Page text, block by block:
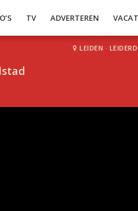
TV ADVERTEREN
LEIDEN ·